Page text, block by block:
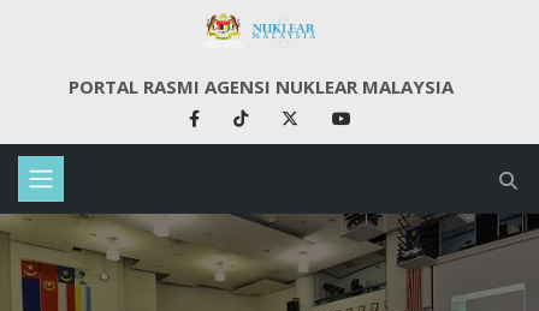
PORTAL RASMI AGENSI NUKLEAR MALAYSIA